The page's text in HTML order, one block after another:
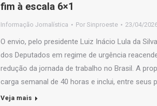
fim à escala 6×1
Informação Jornalística Por Sinproeste 23/04/
O envio, pelo presidente Luiz Inácio Lula da
dos Deputados em regime de urgência
redução da jornada de trabalho no Brasil. A
carga semanal de 40 horas e inclui, entre seus
Veja mais